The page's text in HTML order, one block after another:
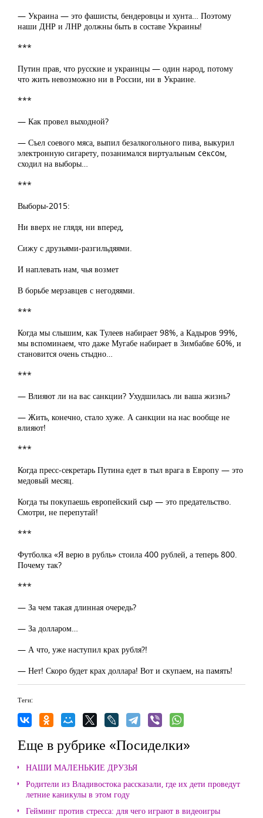
— Украина — это фашисты, бендеровцы и хунта… Поэтому
наши ДНР и ЛНР должны быть в составе Украины!
***
Путин прав, что русские и украинцы — один народ, потому
что жить невозможно ни в России, ни в Украине.
***
— Как провел выходной?
— Съел соевого мяса, выпил безалкогольного пива, выкурил
электронную сигарету, позанимался виртуальным ceкcoм,
сходил на выборы…
***
Выборы-2015:
Ни вверх не глядя, ни вперед,
Сижу с друзьями-разгильдяями.
И наплевать нам, чья возмет
В борьбе мерзавцев с негодяями.
***
Когда мы слышим, как Тулеев набирает 98%, а Кадыров 99%,
мы вспоминаем, что даже Мугабе набирает в Зимбабве 60%, и
становится очень стыдно…
***
— Влияют ли на вас санкции? Ухудшилась ли ваша жизнь?
— Жить, конечно, стало хуже. А санкции на нас вообще не
влияют!
***
Когда пресс-секретарь Путина едет в тыл врага в Европу — это
медовый месяц.
Когда ты покупаешь европейский сыр — это предательство.
Смотри, не перепутай!
***
Футболка «Я верю в рубль» стоила 400 рублей, а теперь 800.
Почему так?
***
— За чем такая длинная очередь?
— За долларом…
— А что, уже наступил крах рубля?!
— Нет! Скоро будет крах доллара! Вот и скупаем, на память!
Теги:
Еще в рубрике «Посиделки»
НАШИ МАЛЕНЬКИЕ ДРУЗЬЯ
Родители из Владивостока рассказали, где их дети проведут
летние каникулы в этом году
Гейминг против стресса: для чего играют в видеоигры